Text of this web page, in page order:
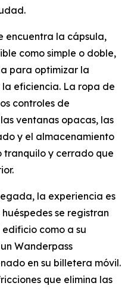
encuentra la cápsula,
como simple o doble,
para optimizar la
eficiencia. La ropa de
controles de
ventanas opacas, las
y el almacenamiento
tranquilo y cerrado que
la experiencia es
se registran
como a su
Wanderpass
en su billetera móvil.
que elimina las